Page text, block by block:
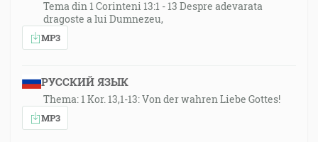
Tema din 1 Corinteni 13:1 - 13 Despre adevarata
dragoste a lui Dumnezeu,
MP3
РУССКИЙ ЯЗЫК
Thema: 1 Kor. 13,1-13: Von der wahren Liebe Gottes!
MP3